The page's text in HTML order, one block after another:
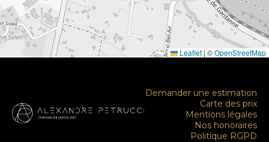
Leaflet | ©OpenStreetMap
Demander une estimation
Carte des prix
Mentions légales
Nos honoraires
Politique RGPD